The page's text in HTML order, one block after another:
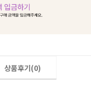
상품후기(0)